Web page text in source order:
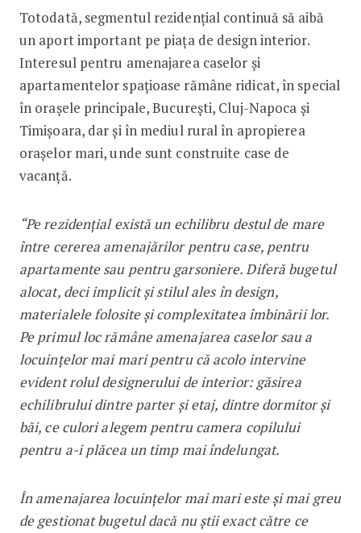
Totodată, segmentul rezidențial continuă să aibă
un aport important pe piața de design interior.
Interesul pentru amenajarea caselor și
apartamentelor spațioase rămâne ridicat, în special
în orașele principale, București, Cluj-Napoca și
Timișoara, dar și în mediul rural în apropierea
orașelor mari, unde sunt construite case de
vacanță.
“Pe rezidențial există un echilibru destul de mare
între cererea amenajărilor pentru case, pentru
apartamente sau pentru garsoniere. Diferă bugetul
alocat, deci implicit și stilul ales în design,
materialele folosite și complexitatea îmbinării lor.
Pe primul loc rămâne amenajarea caselor sau a
locuințelor mai mari pentru că acolo intervine
evident rolul designerului de interior: găsirea
echilibrului dintre parter și etaj, dintre dormitor și
băi, ce culori alegem pentru camera copilului
pentru a-i plăcea un timp mai îndelungat.
În amenajarea locuințelor mai mari este și mai greu
de gestionat bugetul dacă nu știi exact către ce